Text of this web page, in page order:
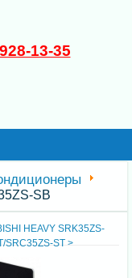
13-35
SB
HEAVY SRK35ZS-
SRC35ZS-ST >